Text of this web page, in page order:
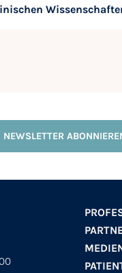
NEWSLETTER